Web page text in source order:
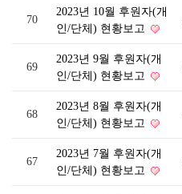
70
2023년 10월 후원자(개
인/단체) 현황보고
69
2023년 9월 후원자(개
인/단체) 현황보고
68
2023년 8월 후원자(개
인/단체) 현황보고
67
2023년 7월 후원자(개
인/단체) 현황보고